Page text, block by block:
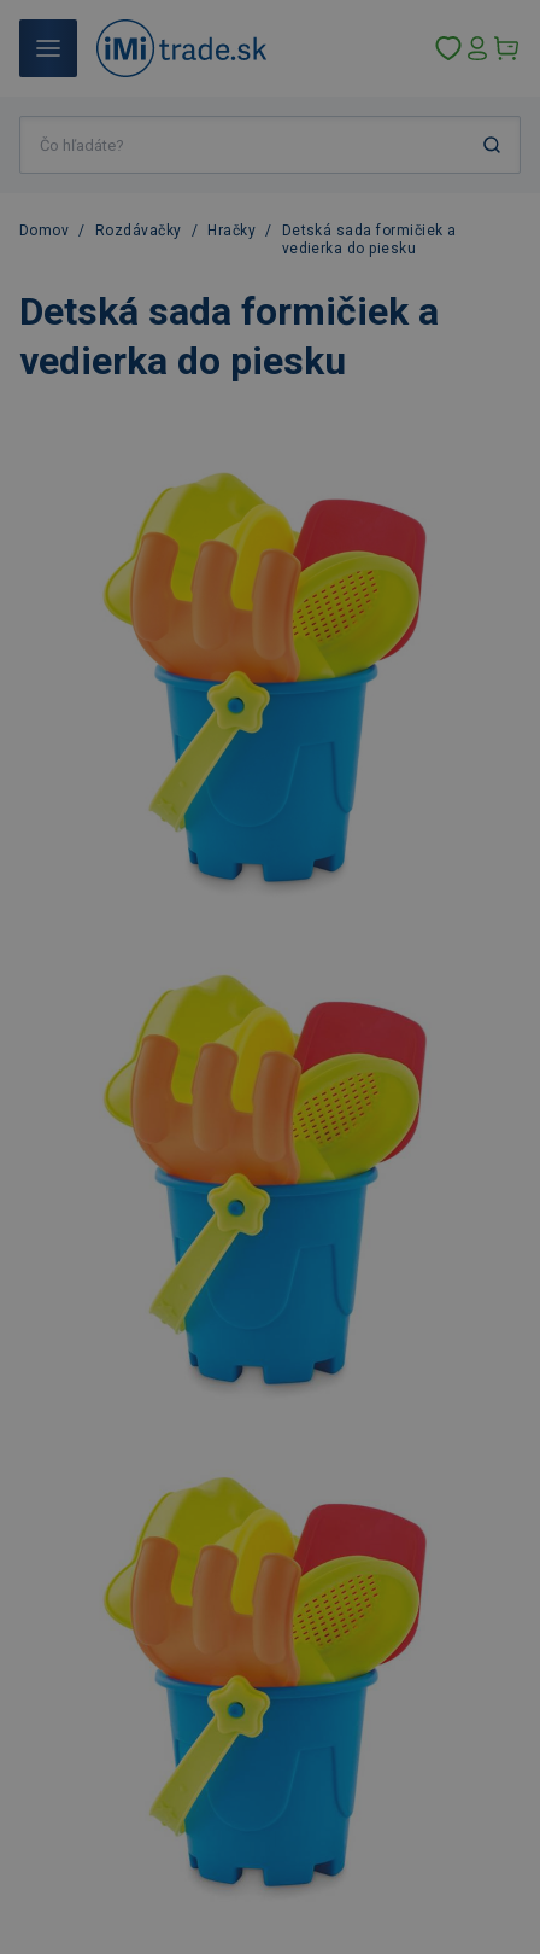
Domov / Rozdávačky / Hračky /
Detská sada formičiek a
vedierka do piesku
Detská sada formičiek a
vedierka do piesku